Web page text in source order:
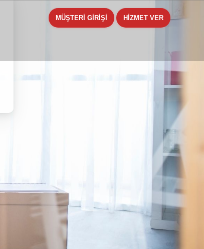
MÜŞTERİ GİRİŞİ HİZMET VER